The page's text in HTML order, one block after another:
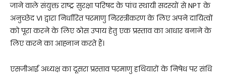
जाने वाले संयुक्त राष्ट्र सुरक्षा परिषद के पांच स्थायी सदस्यों से NPT के
अनुच्छेद VI द्वारा निर्धारित परमाणु निरस्त्रीकरण के लिए अपने दायित्वों
को पूरा करने के लिए ठोस उपाय हेतु एक प्रस्ताव का आधार बनाने के
लिए करने का आह्नान करते हैं।
एसजीआई अध्यक्ष का दूसरा प्रस्ताव परमाणु हथियारों के निषेध पर संधि